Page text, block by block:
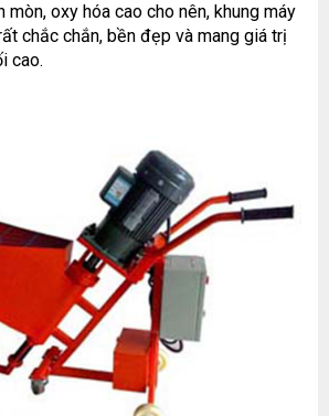
mòn, oxy hóa cao cho nên, khung máy
chắc chắn, bền đẹp và mang giá trị
cao.